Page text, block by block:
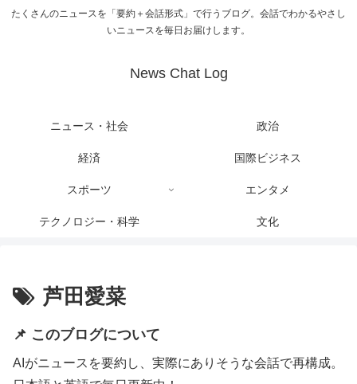
たくさんのニュースを「要約＋会話形式」で行うブログ。会話でわかるやさし
いニュースを毎日お届けします。
News Chat Log
ニュース・社会 政治
経済 国際ビジネス
スポーツ エンタメ
テクノロジー・科学 文化
芦田愛菜
📌 このブログについて
AIがニュースを要約し、実際にありそうな会話で再構成。